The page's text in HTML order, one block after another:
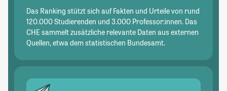
Das Ranking stützt sich auf Fakten und Urteile von rund
120.000 Studierenden und 3.000 Professor:innen. Das
CHE sammelt zusätzliche relevante Daten aus externen
Quellen, etwa dem statistischen Bundesamt.